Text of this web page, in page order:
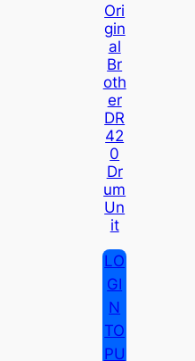
Ori
Gin
Al
Br
Oth
Er
DR
42
0
Dr
Um
Un
It
LO
GI
N
TO
PU